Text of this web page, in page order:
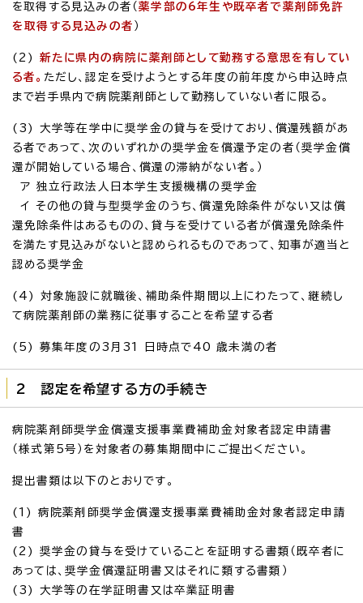
を取得する見込みの者（薬学部の6年生や既卒者で薬剤師免許
を取得する見込みの者 ）
(2) 新たに県内の病院に薬剤師として勤務する意思を有してい
る者。 ただし、認定を受けようとする年度の前年度から申込時点
まで岩手県内で病院薬剤師として勤務していない者に限る。
(3) 大学等在学中に奨学金の貸与を受けており、償還残額があ
る者であって、次のいずれかの奨学金を償還予定の者（奨学金償
還が開始している場合、償還の滞納がない者。）
ア 独立行政法人日本学生支援機構の奨学金
イ その他の貸与型奨学金のうち、償還免除条件がない又は償
還免除条件はあるものの、貸与を受けている者が償還免除条件
を満たす見込みがないと認められるものであって、知事が適当と
認める奨学金
(4) 対象施設に就職後、補助条件期間以上にわたって、継続し
て病院薬剤師の業務に従事することを希望する者
(5) 募集年度の3月31 日時点で40 歳未満の者
2 認定を希望する方の手続き
病院薬剤師奨学金償還支援事業費補助金対象者認定申請書
（様式第5号）を対象者の募集期間中にご提出ください。
提出書類は以下のとおりです。
(1) 病院薬剤師奨学金償還支援事業費補助金対象者認定申請
書
(2) 奨学金の貸与を受けていることを証明する書類（既卒者に
あっては、奨学金償還証明書又はそれに類する書類）
(3) 大学等の在学証明書又は卒業証明書